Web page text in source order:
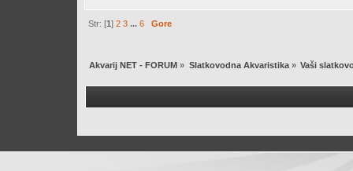
Str: [1]2 3 ...6 Gore
Akvarij NET - FORUM » Slatkovodna Akvaristika» Vaši